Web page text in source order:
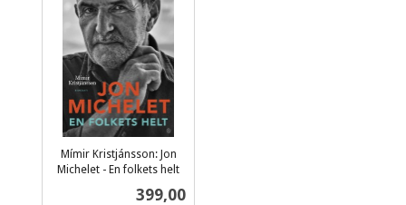
Mímir Kristjánsson: Jon
Michelet - En folkets helt
Pris
399,00